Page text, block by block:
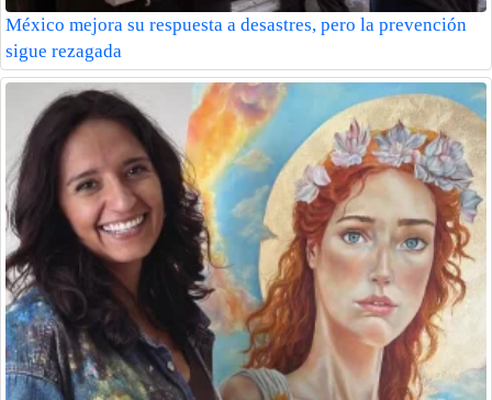
México mejora su respuesta a desastres, pero la prevención
sigue rezagada